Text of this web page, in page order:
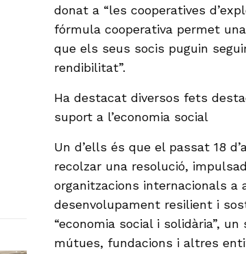
donat a “les cooperatives
fórmula cooperativa permet
que els seus socis puguin
rendibilitat”.
Ha destacat diversos fets
suport a l’economia social
Un d’ells és que el passat 18
recolzar una resolució,
organitzacions internacionals a
desenvolupament resilient i
“economia social i solidària”,
mútues, fundacions i altres